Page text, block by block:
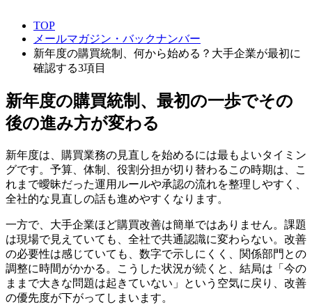
TOP
メールマガジン・バックナンバー
新年度の購買統制、何から始める？大手企業が最初に
確認する3項目
新年度の購買統制、最初の一歩でその
後の進み方が変わる
新年度は、購買業務の見直しを始めるには最もよいタイミン
グです。予算、体制、役割分担が切り替わるこの時期は、こ
れまで曖昧だった運用ルールや承認の流れを整理しやすく、
全社的な見直しの話も進めやすくなります。
一方で、大手企業ほど購買改善は簡単ではありません。課題
は現場で見えていても、全社で共通認識に変わらない。改善
の必要性は感じていても、数字で示しにくく、関係部門との
調整に時間がかかる。こうした状況が続くと、結局は「今の
ままで大きな問題は起きていない」という空気に戻り、改善
の優先度が下がってしまいます。